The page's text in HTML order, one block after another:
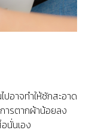
ปอาจทำให้ซักสะอาด
ารตากผ้าน้อยลง
นั่นเอง